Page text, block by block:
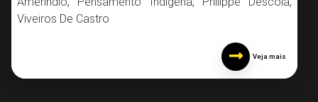
Viveiros De Castro
Veja mais